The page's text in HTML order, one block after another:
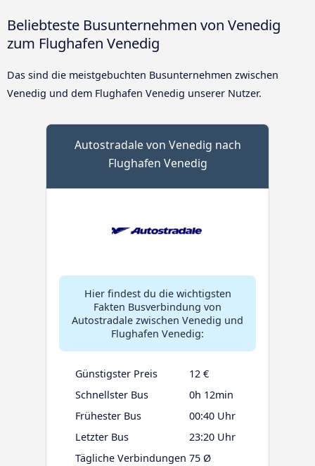
Beliebteste Busunternehmen von Venedig
zum Flughafen Venedig
Das sind die meistgebuchten Busunternehmen zwischen
Venedig und dem Flughafen Venedig unserer Nutzer.
Autostradale von Venedig nach
Flughafen Venedig
Hier findest du die wichtigsten
Fakten Busverbindung von
Autostradale zwischen Venedig und
Flughafen Venedig:
Günstigster Preis
12 €
Schnellster Bus
0h 12min
Frühester Bus
00:40 Uhr
Letzter Bus
23:20 Uhr
Tägliche Verbindungen 75 Ø